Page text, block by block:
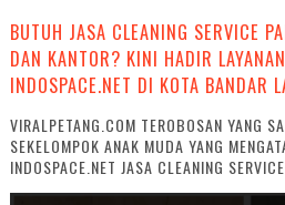
BUTUH JASA CLEANING SERVICE
DAN KANTOR? KINI HADIR
INDOSPACE.NET DI KOTA BANDAR
VIRALPETANG.COM TEROBOSAN YANG
SEKELOMPOK ANAK MUDA YANG
INDOSPACE.NET JASA CLEANING SERVICE